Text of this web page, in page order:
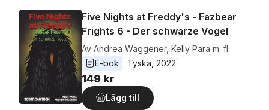
Five Nights at Freddy's - Fazbear
Frights 6 - Der schwarze Vogel
Av Andrea Waggener, Kelly Para m. fl.
E-bok
Tyska 2022
149 kr
Lägg till